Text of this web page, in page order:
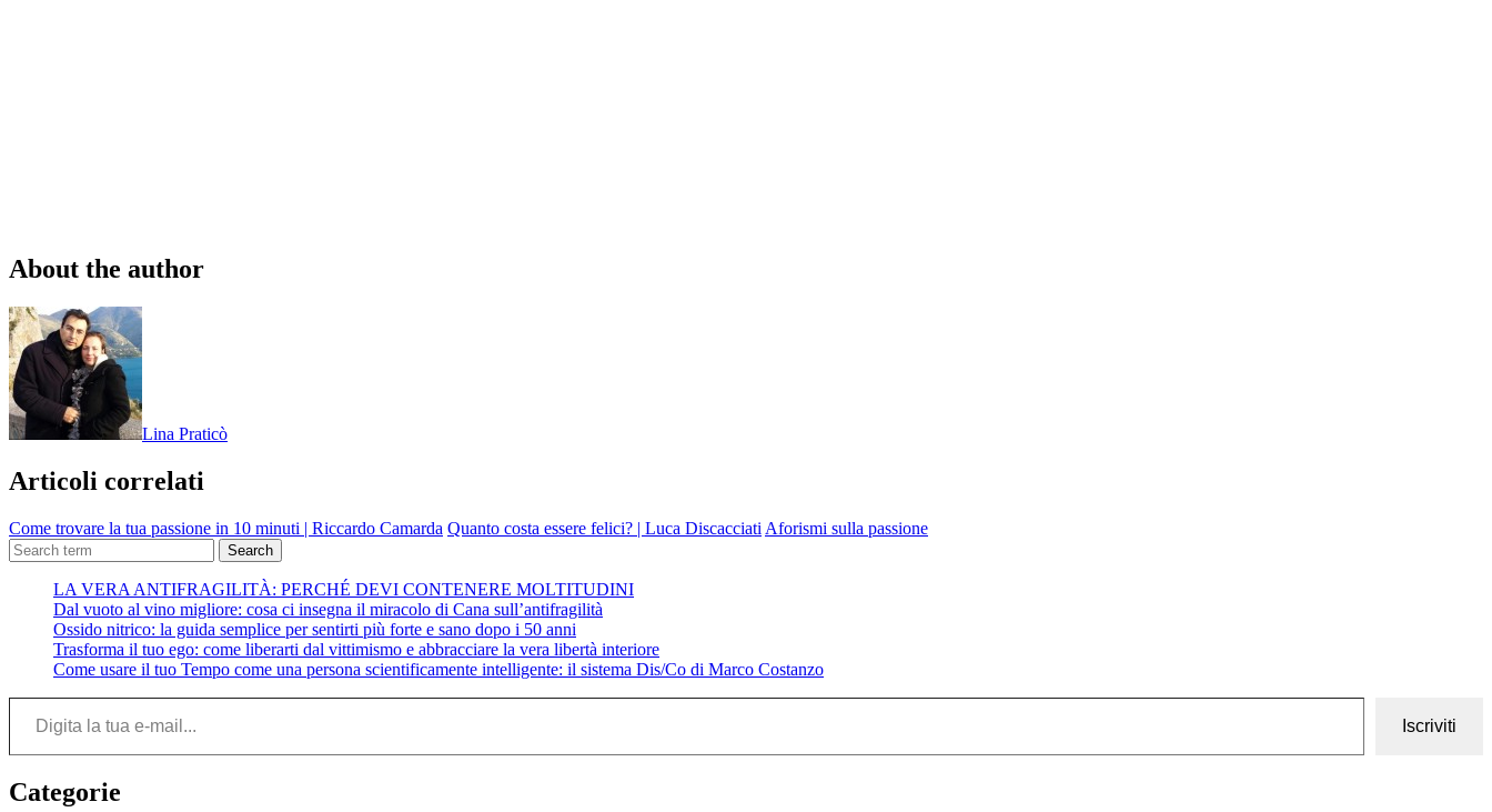
About the author
Lina Praticò
Articoli correlati
Come trovare la tua passione in 10 minuti | Riccardo Camarda Quanto costa essere felici? | Luca Discacciati Aforismi sulla passione
Search
LA VERA ANTIFRAGILITÀ: PERCHÉ DEVI CONTENERE MOLTITUDINI
Dal vuoto al vino migliore: cosa ci insegna il miracolo di Cana sull’antifragilità
Ossido nitrico: la guida semplice per sentirti più forte e sano dopo i 50 anni
Trasforma il tuo ego: come liberarti dal vittimismo e abbracciare la vera libertà interiore
Come usare il tuo Tempo come una persona scientificamente intelligente: il sistema Dis/Co di Marco Costanzo
Digita la tua e-mail...
Iscriviti
Categorie